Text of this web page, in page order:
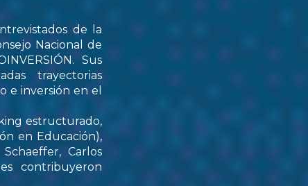
de la
Nacional de
Sus
trayectorias
e inversión en el
estructurado,
en Educación),
Carlos
contribuyeron